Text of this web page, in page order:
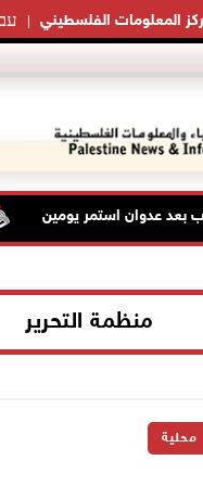
المعلومات الفلسطيني
عدوان استمر يومين
منظمة التحرير
محلية